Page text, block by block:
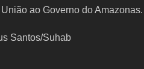
ao Governo do Amazonas.
Santos/Suhab